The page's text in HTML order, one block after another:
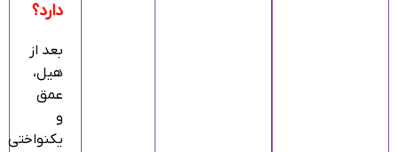
دارد؟
بعد از
هیل،
عمق
و
یکنواختی